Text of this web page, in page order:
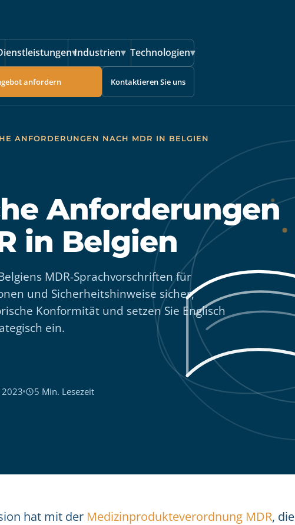
▾Industrien▾ Technologien▾
anfordern Kontaktieren Sie uns
ANFORDERUNGEN NACH MDR IN BELGIEN
Anforderungen
in Belgien
MDR-Sprachvorschriften für
und Sicherheitshinweise sicher,
Konformität und setzen Sie Englisch
ein.
5 Min. Lesezeit
hat mit der Medizinprodukteverordnung MDR, die